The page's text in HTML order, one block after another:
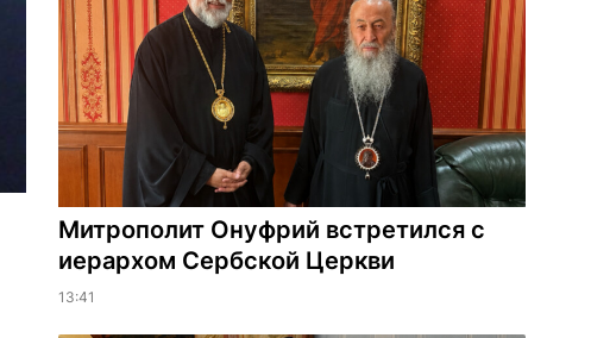
Митрополит Онуфрий встретился с
иерархом Сербской Церкви
13:41